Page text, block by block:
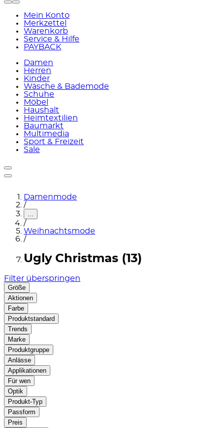
Mein Konto
Merkzettel
Warenkorb
Service & Hilfe
PAYBACK
Damen
Herren
Kinder
Wäsche & Bademode
Schuhe
Möbel
Haushalt
Heimtextilien
Baumarkt
Multimedia
Sport & Freizeit
Sale
Damenmode
/
...
/
Weihnachtsmode
/
Ugly Christmas (13)
Filter überspringen
Größe
Aktionen
Farbe
Produktstandard
Trends
Marke
Produktgruppe
Anlässe
Applikationen
Für wen
Optik
Produkt-Typ
Passform
Preis